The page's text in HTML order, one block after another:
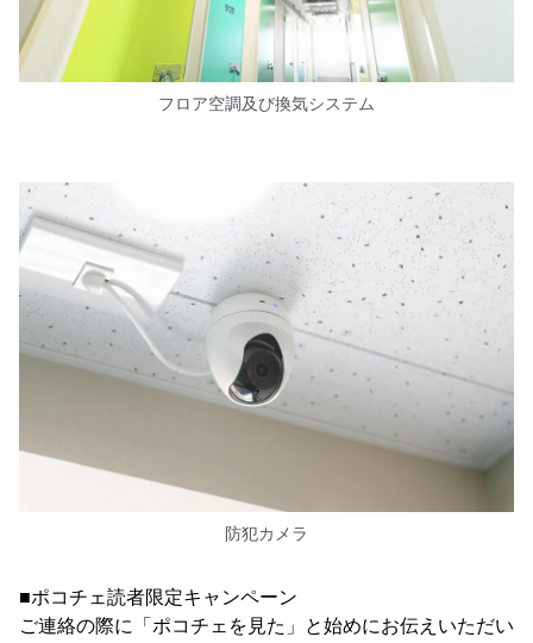
フロア空調及び換気システム
防犯カメラ
■ポコチェ読者限定キャンペーン
ご連絡の際に「ポコチェを見た」と始めにお伝えいただい